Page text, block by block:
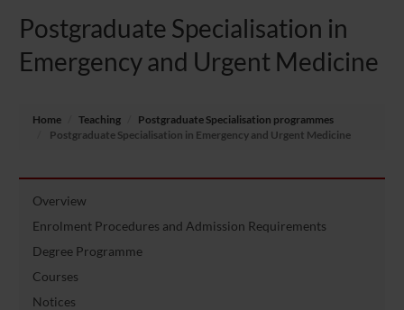
Postgraduate Specialisation in
Emergency and Urgent Medicine
Home Teaching
Postgraduate Specialisation programmes
Postgraduate Specialisation in Emergency and Urgent Medicine
Overview
Enrolment Procedures and Admission Requirements
Degree Programme
Courses
Notices